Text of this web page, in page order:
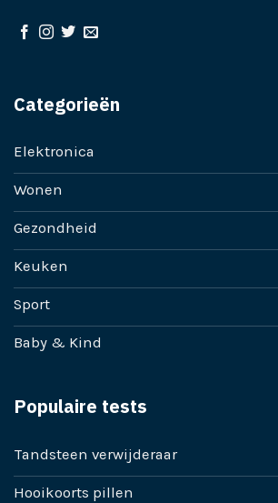
Categorieën
Elektronica
Wonen
Gezondheid
Keuken
Sport
Baby & Kind
Populaire tests
Tandsteen verwijderaar
Hooikoorts pillen